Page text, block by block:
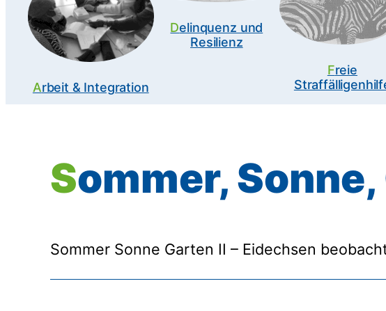
Arbeit & Integration
Delinquenz und
Resilienz
Freie
Sommer,
Sommer Sonne Garten II – Eidechsen